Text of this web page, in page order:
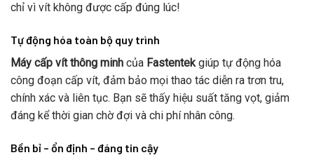
chỉ vì vít không được cấp đúng lúc!
Tự động hóa toàn bộ quy trình
Máy cấp vít thông minh của Fastentekgiúp tự động hóa
công đoạn cấp vít, đảm bảo mọi thao tác diễn ra trơn tru,
chính xác và liên tục. Bạn sẽ thấy hiệu suất tăng vọt, giảm
đáng kể thời gian chờ đợi và chi phí nhân công.
Bền bỉ – ổn định – đáng tin cậy